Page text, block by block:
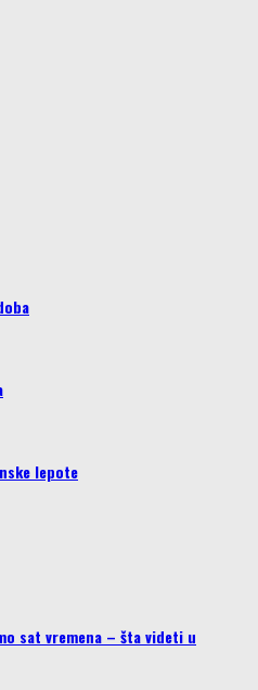
lepote
sat vremena – šta videti u